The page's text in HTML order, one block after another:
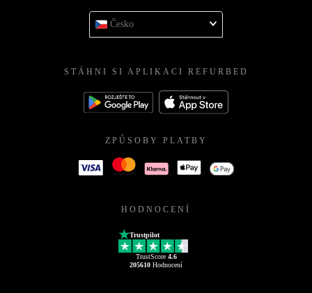
Česko
STÁHNI SI APLIKACI REFURBED
ZPŮSOBY PLATBY
HODNOCENÍ
Trustpilot
TrustScore 4.6
205610 Hodnocení